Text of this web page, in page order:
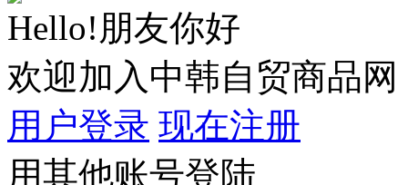
Hello!朋友你好
欢迎加入中韩自贸商品网
用户登录 现在注册
用其他账号登陆